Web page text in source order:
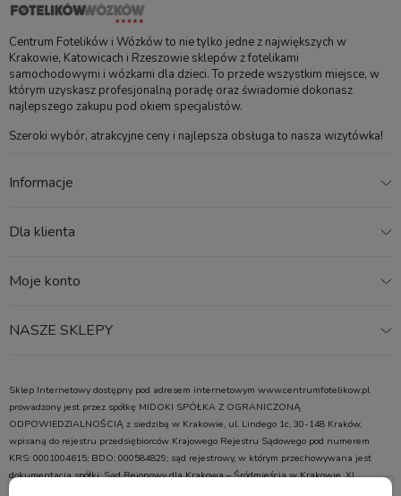
Centrum Fotelików i Wózków to nie tylko jedne z największych w
Krakowie, Katowicach i Rzeszowie sklepów z fotelikami
samochodowymi i wózkami dla dzieci. To przede wszystkim miejsce, w
którym uzyskasz profesjonalną poradę oraz świadomie dokonasz
najlepszego zakupu pod okiem specjalistów.
Szeroki wybór, atrakcyjne ceny i najlepsza obsługa to nasza wizytówka!
Informacje
Dla klienta
Moje konto
NASZE SKLEPY
Sklep Internetowy dostępny pod adresem internetowym www.centrumfotelikow.pl
prowadzony jest przez spółkę MIDOKI SPÓŁKA Z OGRANICZONĄ
ODPOWIEDZIALNOŚCIĄ z siedzibą w Krakowie, ul. Lindego 1c, 30-148 Kraków,
wpisaną do rejestru przedsiębiorców Krajowego Rejestru Sądowego pod numerem
KRS: 0001004615; BDO: 000584829; sąd rejestrowy, w którym przechowywana jest
dokumentacja spółki: Sąd Rejonowy dla Krakowa – Śródmieścia w Krakowie, XI